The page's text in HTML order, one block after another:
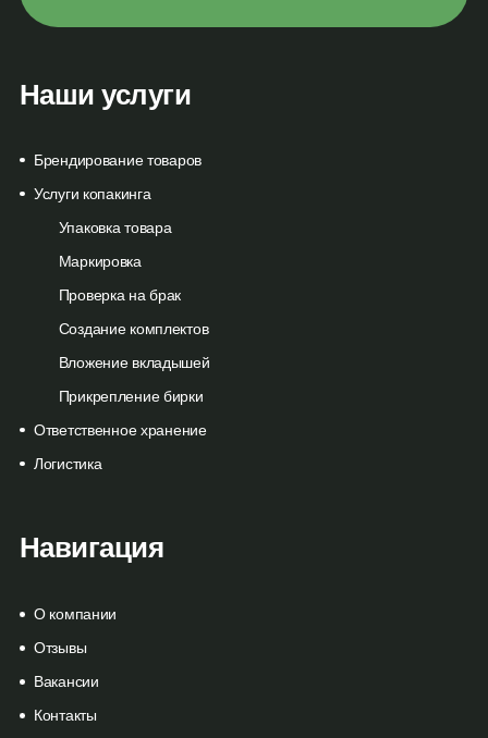
Наши услуги
Брендирование товаров
Услуги копакинга
Упаковка товара
Маркировка
Проверка на брак
Создание комплектов
Вложение вкладышей
Прикрепление бирки
Ответственное хранение
Логистика
Навигация
О компании
Отзывы
Вакансии
Контакты